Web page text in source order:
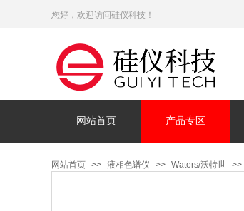
您好，欢迎访问硅仪科技！
网站首页 产品专区
网站首页 >> 液相色谱仪 >> Waters/沃特世 >>